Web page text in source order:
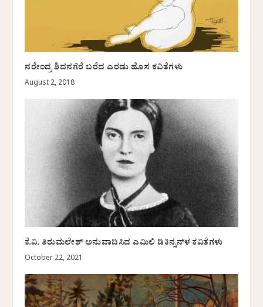
ನರೇಂದ್ರ ಶಿವನಗೆರೆ ಬರೆದ ಎರಡು ಹೊಸ ಕವಿತೆಗಳು
August 2, 2018
ಕೆ.ವಿ. ತಿರುಮಲೇಶ್‌ ಅನುವಾದಿಸಿದ ಎಮಿಲಿ ಡಿಕಿನ್ಸನ್‌ಳ ಕವಿತೆಗಳು
October 22, 2021